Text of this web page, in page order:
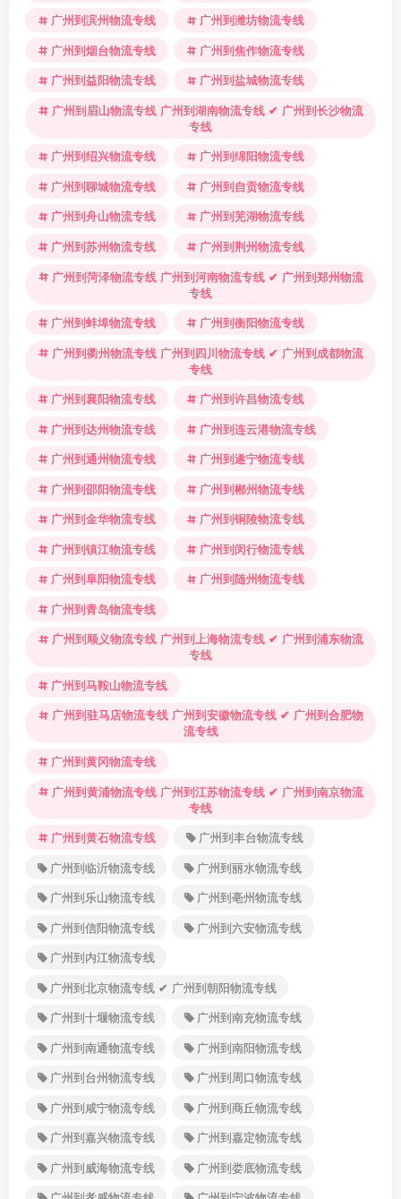
广州到滨州物流专线
广州到潍坊物流专线
广州到烟台物流专线
广州到焦作物流专线
广州到益阳物流专线
广州到盐城物流专线
广州到眉山物流专线 广州到湖南物流专线 ✔ 广州到长沙物流
专线
广州到绍兴物流专线
广州到绵阳物流专线
广州到聊城物流专线
广州到自贡物流专线
广州到舟山物流专线
广州到芜湖物流专线
广州到苏州物流专线
广州到荆州物流专线
广州到菏泽物流专线 广州到河南物流专线 ✔ 广州到郑州物流
专线
广州到蚌埠物流专线
广州到衡阳物流专线
广州到衢州物流专线 广州到四川物流专线 ✔ 广州到成都物流
专线
广州到襄阳物流专线
广州到许昌物流专线
广州到达州物流专线
广州到连云港物流专线
广州到通州物流专线
广州到遂宁物流专线
广州到邵阳物流专线
广州到郴州物流专线
广州到金华物流专线
广州到铜陵物流专线
广州到镇江物流专线
广州到闵行物流专线
广州到阜阳物流专线
广州到随州物流专线
广州到青岛物流专线
广州到顺义物流专线 广州到上海物流专线 ✔ 广州到浦东物流
专线
广州到马鞍山物流专线
广州到驻马店物流专线 广州到安徽物流专线 ✔ 广州到合肥物
流专线
广州到黄冈物流专线
广州到黄浦物流专线 广州到江苏物流专线 ✔ 广州到南京物流
专线
广州到黄石物流专线
广州到丰台物流专线
广州到临沂物流专线
广州到丽水物流专线
广州到乐山物流专线
广州到亳州物流专线
广州到信阳物流专线
广州到六安物流专线
广州到内江物流专线
广州到北京物流专线 ✔ 广州到朝阳物流专线
广州到十堰物流专线
广州到南充物流专线
广州到南通物流专线
广州到南阳物流专线
广州到台州物流专线
广州到周口物流专线
广州到咸宁物流专线
广州到商丘物流专线
广州到嘉兴物流专线
广州到嘉定物流专线
广州到威海物流专线
广州到娄底物流专线